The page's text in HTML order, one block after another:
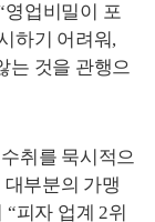
영업비밀이 포
하기 어려워,
는 것을 관행으
취를 묵시적으
대부분의 가맹
“피자 업계2위